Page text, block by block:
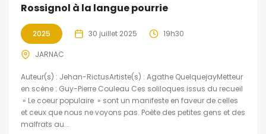
Rossignol à la langue pourrie
2025 30 juillet 2025 19h30
JARNAC
Auteur(s) : Jehan-RictusArtiste(s) : Agathe QuelquejayMetteur
en scène : Guy-Pierre Couleau Ces soliloques issus du recueil
» Le coeur populaire » sont un manifeste en faveur de celles
et ceux que nous ne voyons pas. Poète des petites gens et des
malfrats au...